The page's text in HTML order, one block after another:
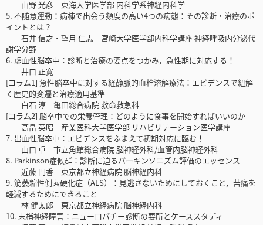
山野 光彦 東海大学医学部 内科学系神経内科学
5. 不随意運動：病棟で出会う頻度の高い4つの病態：その診断・治療のポ
イントとは？
石井 信之・望月 仁志 宮崎大学医学部内科学講座 神経呼吸内分泌代
謝学分野
6. 虚血性脳卒中：診断と治療の要点をつかみ，急性期に対応する！
井口 正寛
[コラム1] 急性脳卒中に対する経静脈的血栓溶解療法：エビデンスで紐解
く歴史的変遷と治療適用基準
白石 淳 亀田総合病院 救命救急科
[コラム2] 脳卒中での栄養管理：どのように食事を開始すればいいのか
高畠 英昭 産業医科大学医学部 リハビリテーション医学講座
7. 出血性脳卒中：エビデンスをふまえて初期対応に臨む！
山口 卓 市立角館総合病院 脳神経外科/血管内脳神経外科
8. Parkinson症候群：診断に迫るパーキンソニズム評価のエッセンス
近藤 円香 東京都立神経病院 脳神経内科
9. 筋萎縮性側索硬化症（ALS）：見逃さないためにしておくこと，苦痛を
軽減するためにできること
林 健太郎 東京都立神経病院 脳神経内科
10. 末梢神経障害：ニューロパチー診断の要所とケーススタディ